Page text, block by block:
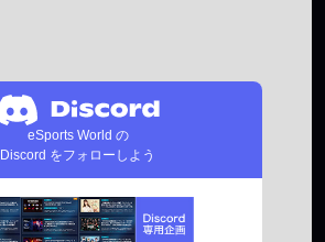
eSports World の
Discord をフォローしよう